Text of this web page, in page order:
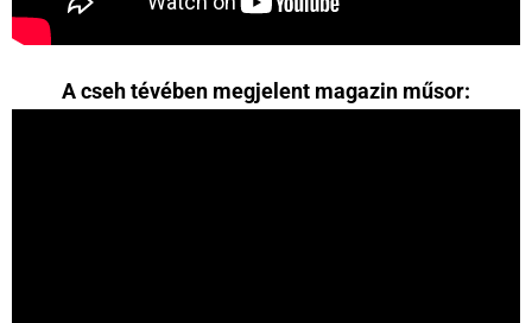
A cseh tévében megjelent magazin műsor: